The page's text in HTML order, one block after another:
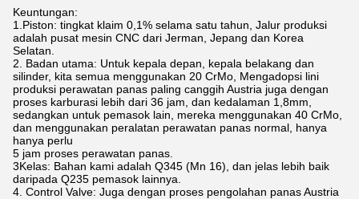
Keuntungan:
1.Piston: tingkat klaim 0,1% selama satu tahun, Jalur produksi
adalah pusat mesin CNC dari Jerman, Jepang dan Korea
Selatan.
2. Badan utama: Untuk kepala depan, kepala belakang dan
silinder, kita semua menggunakan 20 CrMo, Mengadopsi lini
produksi perawatan panas paling canggih Austria juga dengan
proses karburasi lebih dari 36 jam, dan kedalaman 1,8mm,
sedangkan untuk pemasok lain, mereka menggunakan 40 CrMo,
dan menggunakan peralatan perawatan panas normal, hanya
hanya perlu
5 jam proses perawatan panas.
3Kelas: Bahan kami adalah Q345 (Mn 16), dan jelas lebih baik
daripada Q235 pemasok lainnya.
4. Control Valve: Juga dengan proses pengolahan panas Austria